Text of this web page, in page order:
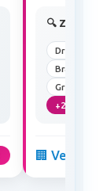
🔍
Drzwi
Brak
Grzejnik na
+22 więcej
🏢 Venti